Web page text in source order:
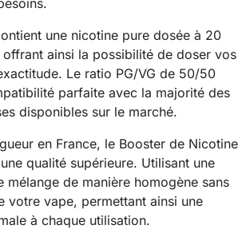
une nicotine pure dosée à 20
ainsi la possibilité de doser vos
Le ratio PG/VG de 50/50
parfaite avec la majorité des
disponibles sur le marché.
en France, le Booster de Nicotine
qualité supérieure. Utilisant une
mélange de manière homogène sans
votre vape, permettant ainsi une
à chaque utilisation.